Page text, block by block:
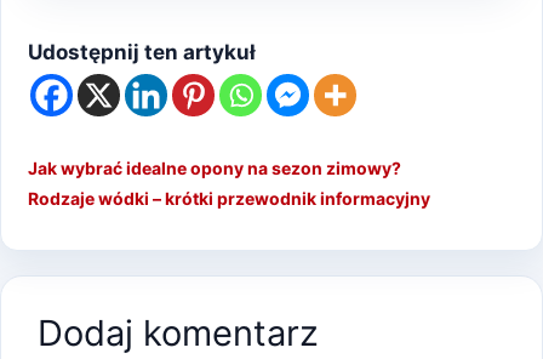
Udostępnij ten artykuł
Jak wybrać idealne opony na sezon zimowy?
Rodzaje wódki – krótki przewodnik informacyjny
Dodaj komentarz